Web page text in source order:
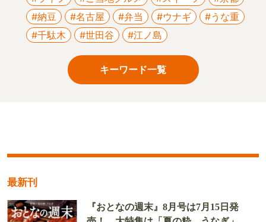
#納豆
#名古屋 #弁当 #ウナギ
#うな重
#千駄木
#世田谷 #江ノ島
キーワード一覧
最新刊
『おとなの週末』8月号は7月15日発